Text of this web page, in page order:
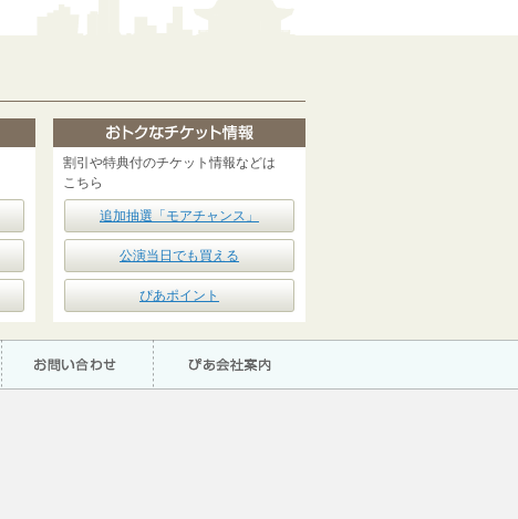
割引や特典付のチケット情報などは
こちら
追加抽選「モアチャンス」
公演当日でも買える
ぴあポイント